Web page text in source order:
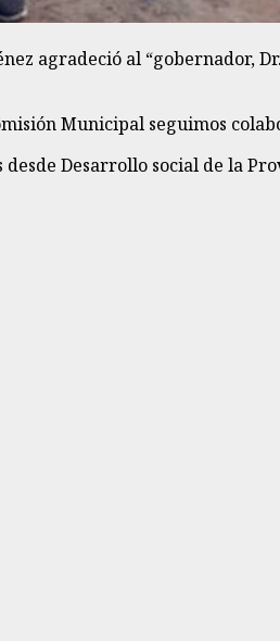
agradeció al “gobernador,
Municipal seguimos
Desarrollo social de la